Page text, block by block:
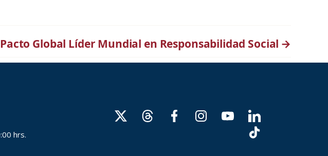
Pacto Global Líder Mundial en Responsabilidad Social →